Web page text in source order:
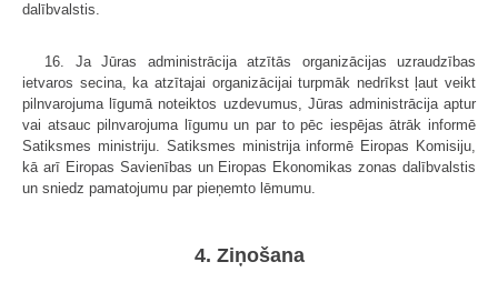
dalībvalstis.
16. Ja Jūras administrācija atzītās organizācijas uzraudzības
ietvaros secina, ka atzītajai organizācijai turpmāk nedrīkst ļaut veikt
pilnvarojuma līgumā noteiktos uzdevumus, Jūras administrācija aptur
vai atsauc pilnvarojuma līgumu un par to pēc iespējas ātrāk informē
Satiksmes ministriju. Satiksmes ministrija informē Eiropas Komisiju,
kā arī Eiropas Savienības un Eiropas Ekonomikas zonas dalībvalstis
un sniedz pamatojumu par pieņemto lēmumu.
4. Ziņošana